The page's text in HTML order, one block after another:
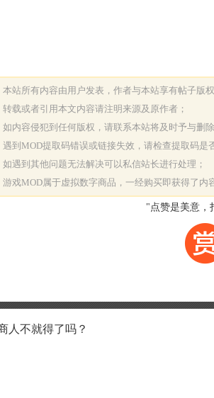
本站所有内容由用户发表，作者与本站享有帖子版权
转载或者引用本文内容请注明来源及原作者；
如内容侵犯到任何版权，请联系本站将及时予与删除
遇到MOD提取码错误或链接失效，请检查提取码是
如遇到其他问题无法解决可以私信站长进行处理；
游戏MOD属于虚拟数字商品，一经购买即获得了内
"点赞是美意，
人不就得了吗？